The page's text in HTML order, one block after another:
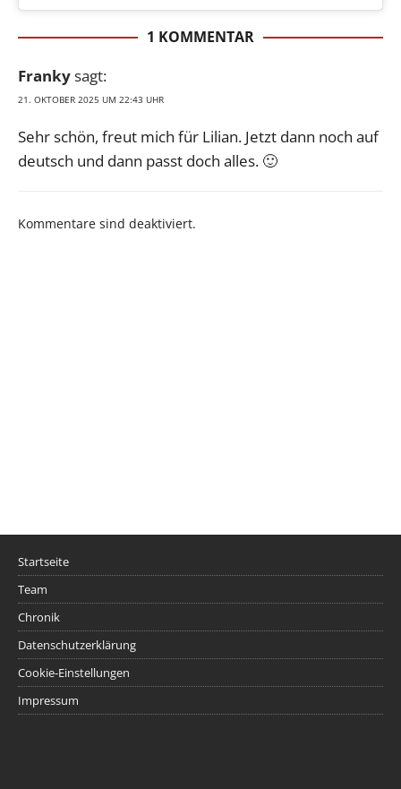
1 KOMMENTAR
Frankysagt:
21. OKTOBER 2025 UM 22:43 UHR
Sehr schön, freut mich für Lilian. Jetzt dann noch auf
deutsch und dann passt doch alles. 🙂
Kommentare sind deaktiviert.
Startseite
Team
Chronik
Datenschutzerklärung
Cookie-Einstellungen
Impressum